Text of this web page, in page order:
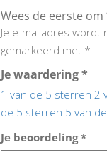
Wees de eerste
Je e-mailadres wordt
gemarkeerd met *
Je waardering*
1 van de 5 sterren 2
de 5 sterren 5 van
Je beoordeling*